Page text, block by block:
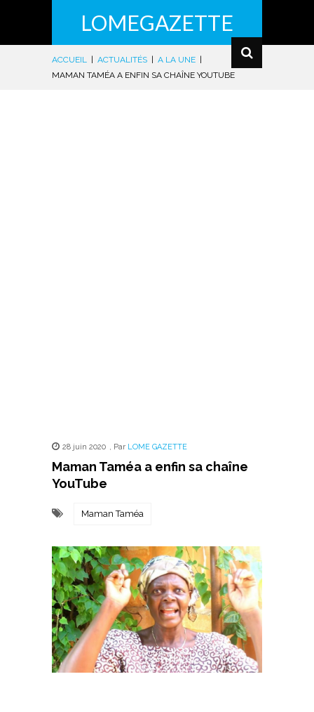
LOMEGAZETTE
ACCUEIL ACTUALITÉS A LA UNE
MAMAN TAMÉA A ENFIN SA CHAÎNE YOUTUBE
28 juin 2020 , Par LOME GAZETTE
Maman Taméa a enfin sa chaîne
YouTube
Maman Taméa